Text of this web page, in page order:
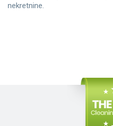
nekretnine.